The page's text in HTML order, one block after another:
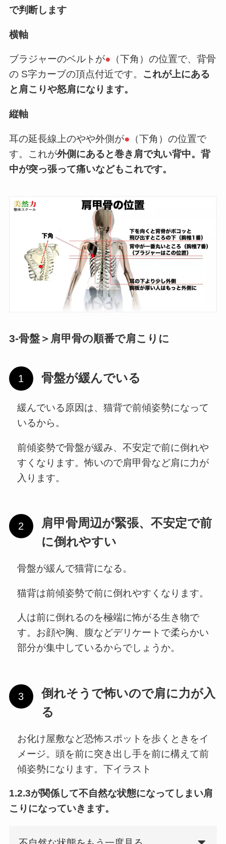
で判断します
横軸
ブラジャーのベルトが● （下角）の位置で、背骨
の S字カーブの頂点付近です。 これが上にある
と肩こりや怒肩になります。
縦軸
耳の延長線上のやや外側が● （下角）の位置で
す。これが外側にあると巻き肩で丸い背中。背
中が突っ張って痛いなどもこれです。
3-骨盤＞肩甲骨の順番で肩こりに
骨盤が緩んでいる
緩んでいる原因は、猫背で前傾姿勢になって
いるから。
前傾姿勢で骨盤が緩み、不安定で前に倒れや
すくなります。怖いので肩甲骨など肩に力が
入ります。
肩甲骨周辺が緊張、不安定で前
に倒れやすい
骨盤が緩んで猫背になる。
猫背は前傾姿勢で前に倒れやすくなります。
人は前に倒れるのを極端に怖がる生き物で
す。お顔や胸、腹などデリケートで柔らかい
部分が集中しているからでしょうか。
倒れそうで怖いので肩に力が入
る
お化け屋敷など恐怖スポットを歩くときをイ
メージ。頭を前に突き出し手を前に構えて前
傾姿勢になります。下イラスト
1.2.3が関係して不自然な状態になってしまい肩
こりになっていきます。